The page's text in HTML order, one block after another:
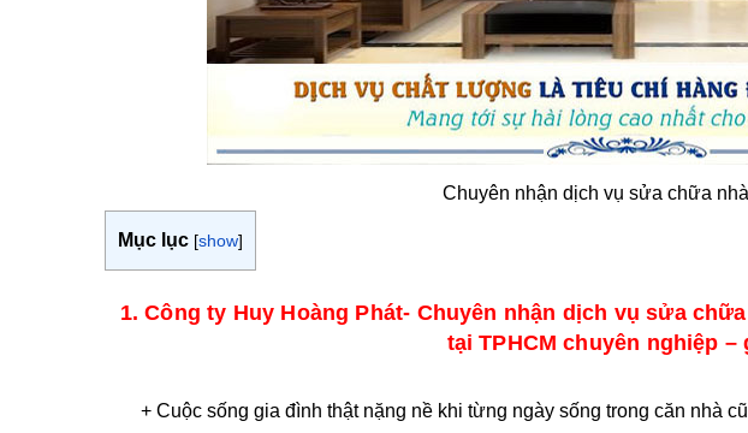
Chuyên nhận dịch vụ sửa chữa
Mục lục [show]
1. Công ty Huy Hoàng Phát- Chuyên nhận dịch vụ sửa
tại TPHCM chuyên nghiệp –
+ Cuộc sống gia đình thật nặng nề khi từng ngày sống trong căn nhà